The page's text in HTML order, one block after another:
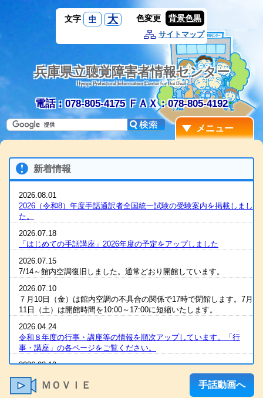
文字 中 大 色変更 背景色黒
サイトマップ
兵庫県立聴覚障害者情報センター
Hyogo Prefectural Information Center for the Deaf
電話：078-805-4175 ＦＡＸ：078-805-4192
メニュー
新着情報
2026.08.01
2026（令和8）年度手話通訳者全国統一試験の受験案内を掲載しまし
た。
2026.07.18
「はじめての手話講座」2026年度の予定をアップしました
2026.07.15
7/14～館内空調復旧しました。通常どおり開館しています。
2026.07.10
７月10日（金）は館内空調の不具合の関係で17時で閉館します。7月
11日（土）は開館時間を10:00～17:00に短縮いたします。
2026.04.24
令和８年度の行事・講座等の情報を順次アップしています。「行
事・講座」の各ページをご覧ください。
2026.03.19
2025（令和7）年度 全国統一要約筆記者認定試験 合格発表
2026.03.07
ＭＯＶＩＥ 手話動画へ